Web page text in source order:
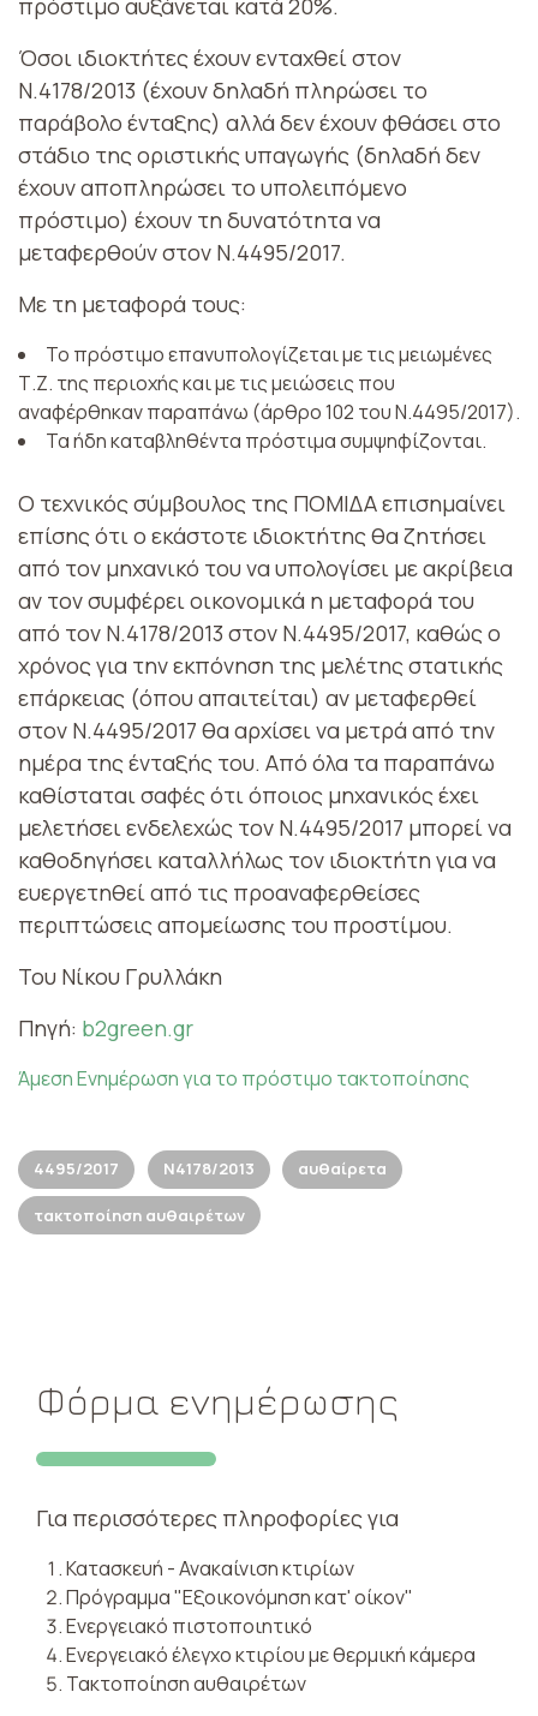
Όσοι ιδιοκτήτες έχουν ενταχθεί στον
Ν.4178/2013 (έχουν δηλαδή πληρώσει το
παράβολο ένταξης) αλλά δεν έχουν φθάσει στο
στάδιο της οριστικής υπαγωγής (δηλαδή δεν
έχουν αποπληρώσει το υπολειπόμενο
πρόστιμο) έχουν τη δυνατότητα να
μεταφερθούν στον Ν.4495/2017.
Με τη μεταφορά τους:
Το πρόστιμο επανυπολογίζεται με τις μειωμένες
Τ.Ζ. της περιοχής και με τις μειώσεις που
αναφέρθηκαν παραπάνω (άρθρο 102 του Ν.4495/2017).
Τα ήδη καταβληθέντα πρόστιμα συμψηφίζονται.
Ο τεχνικός σύμβουλος της ΠΟΜΙΔΑ επισημαίνει
επίσης ότι ο εκάστοτε ιδιοκτήτης θα ζητήσει
από τον μηχανικό του να υπολογίσει με ακρίβεια
αν τον συμφέρει οικονομικά η μεταφορά του
από τον Ν.4178/2013 στον Ν.4495/2017, καθώς ο
χρόνος για την εκπόνηση της μελέτης στατικής
επάρκειας (όπου απαιτείται) αν μεταφερθεί
στον Ν.4495/2017 θα αρχίσει να μετρά από την
ημέρα της ένταξής του. Από όλα τα παραπάνω
καθίσταται σαφές ότι όποιος μηχανικός έχει
μελετήσει ενδελεχώς τον Ν.4495/2017 μπορεί να
καθοδηγήσει καταλλήλως τον ιδιοκτήτη για να
ευεργετηθεί από τις προαναφερθείσες
περιπτώσεις απομείωσης του προστίμου.
Του Νίκου Γρυλλάκη
Πηγή: b2green.gr
Άμεση Ενημέρωση για το πρόστιμο τακτοποίησης
4495/2017 N4178/2013 αυθαίρετα
τακτοποίηση αυθαιρέτων
Φόρμα ενημέρωσης
Για περισσότερες πληροφορίες για
Κατασκευή - Ανακαίνιση κτιρίων
Πρόγραμμα "Εξοικονόμηση κατ' οίκον"
Ενεργειακό πιστοποιητικό
Ενεργειακό έλεγχο κτιρίου με θερμική κάμερα
Τακτοποίηση αυθαιρέτων